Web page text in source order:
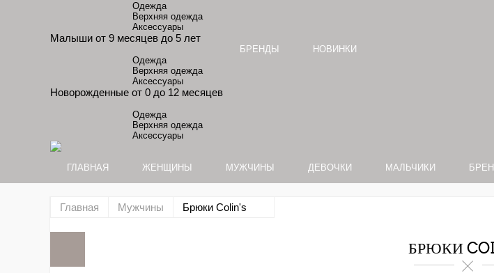
Одежда
Верхняя одежда
Аксессуары
Малыши от 9 месяцев до 5 лет
Одежда
Верхняя одежда
Аксессуары
Новорожденные от 0 до 12 месяцев
Одежда
Верхняя одежда
Аксессуары
БРЕНДЫ НОВИНКИ
ГЛАВНАЯ ЖЕНЩИНЫ МУЖЧИНЫ ДЕВОЧКИ МАЛЬЧИКИ
Главная Мужчины Брюки Colin's
БРЮКИ